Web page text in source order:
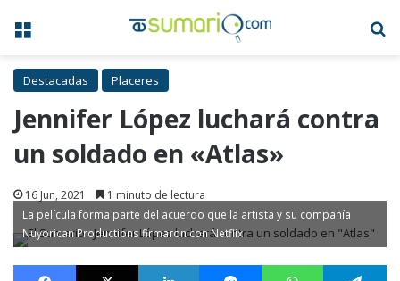
Menú
Destacadas Placeres
Jennifer López luchará contra
un soldado en «Atlas»
16 Jun, 2021 1 minuto de lectura
La película forma parte del acuerdo que la artista y su compañía
Nuyorican Productions firmaron con Netflix
Facebook X LinkedIn MessengerWhatsApp